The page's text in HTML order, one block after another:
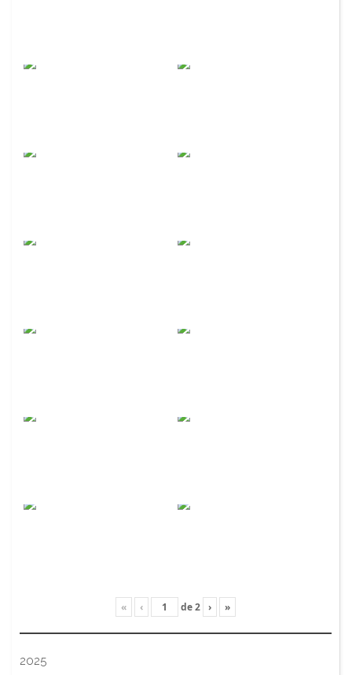
« ‹ de2 › »
2025